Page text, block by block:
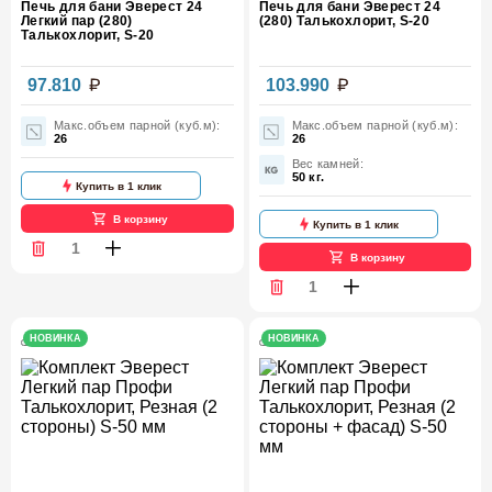
Печь для бани Эверест 24
Легкий пар (280)
Талькохлорит, S-20
97.810
Макс.объем парной (куб.м):
26
Купить в 1 клик
В корзину
Печь для бани Эверест 24
(280) Талькохлорит, S-20
103.990
Макс.объем парной (куб.м):
26
Вес камней:
50 кг.
Купить в 1 клик
В корзину
НОВИНКА НОВИНКА